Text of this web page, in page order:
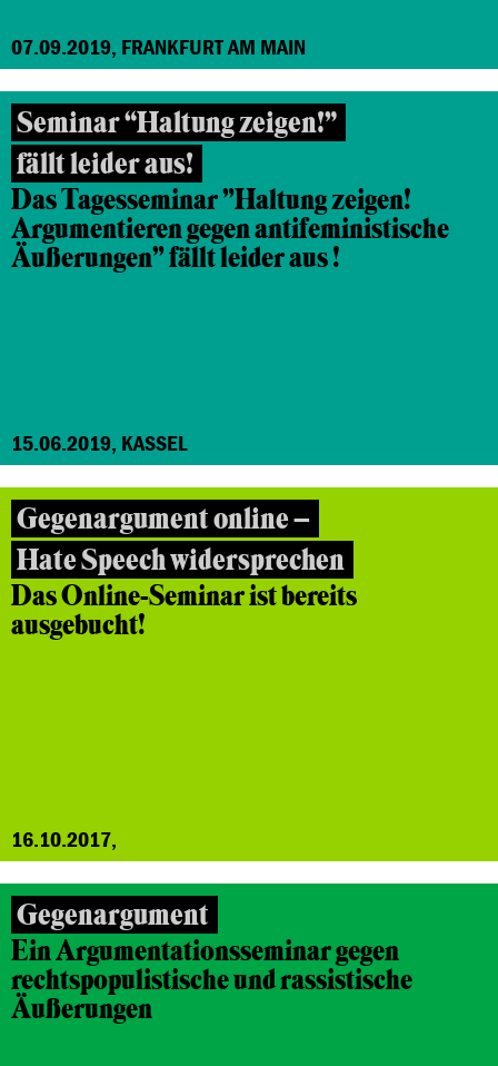
07.09.2019, FRANKFURT AM MAIN
Seminar “Haltung zeigen!”
fällt leider aus!
Das Tagesseminar "Haltung zeigen!
Argumentieren gegen antifeministische
Äußerungen" fällt leider aus !
15.06.2019, KASSEL
Gegenargument online –
Hate Speech widersprechen
Das Online-Seminar ist bereits
ausgebucht!
16.10.2017,
Gegenargument
Ein Argumentationsseminar gegen
rechtspopulistische und rassistische
Äußerungen